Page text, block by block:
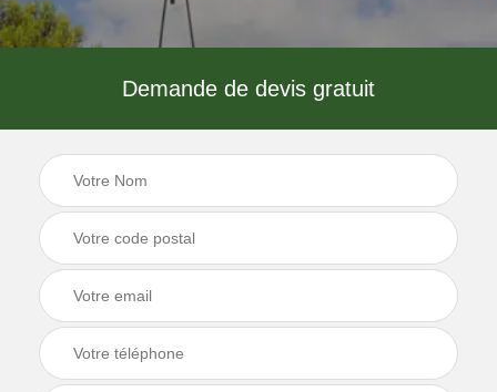
Demande de devis gratuit